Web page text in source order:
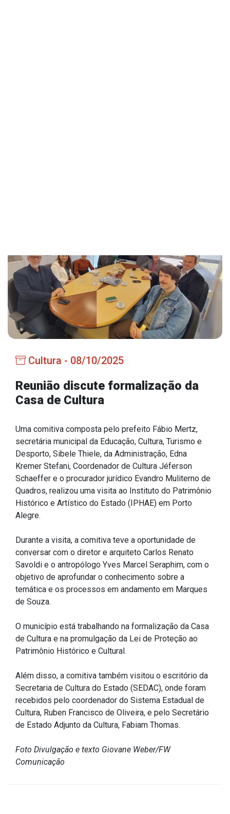
Secretarias
Administração
Agricultura e Meio Ambiente
Educação, Cultura, Desporto e Turismo
Obras
Saúde
Serviços
IPTU 2026
Nota Fiscal Eletrônica
Ouvidoria
Portal do Cidadão
Portal do Servidor
Publicações
Diário Oficial (Até 30/04)
Recursos Humanos
Seletivo Simplificado
Concursos
Instruções Normativas
Licitações
Chamamentos Públicos
Cultura - 08/10/2025
Reunião discute formalização da
Casa de Cultura
Uma comitiva composta pelo prefeito Fábio Mertz,
secretária municipal da Educação, Cultura, Turismo e
Desporto, Sibele Thiele, da Administração, Edna
Kremer Stefani, Coordenador de Cultura Jéferson
Schaeffer e o procurador jurídico Evandro Muliterno de
Quadros, realizou uma visita ao Instituto do Patrimônio
Histórico e Artístico do Estado (IPHAE) em Porto
Alegre.
Durante a visita, a comitiva teve a oportunidade de
conversar com o diretor e arquiteto Carlos Renato
Savoldi e o antropólogo Yves Marcel Seraphim, com o
objetivo de aprofundar o conhecimento sobre a
temática e os processos em andamento em Marques
de Souza.
O município está trabalhando na formalização da Casa
de Cultura e na promulgação da Lei de Proteção ao
Patrimônio Histórico e Cultural.
Além disso, a comitiva também visitou o escritório da
Secretaria de Cultura do Estado (SEDAC), onde foram
recebidos pelo coordenador do Sistema Estadual de
Cultura, Ruben Francisco de Oliveira, e pelo Secretário
de Estado Adjunto da Cultura, Fabiam Thomas.
Foto Divulgação e texto Giovane Weber/FW
Comunicação